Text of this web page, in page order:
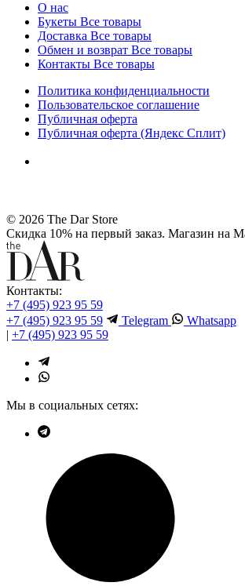
О нас
Букеты Все товары
Доставка Все товары
Обмен и возврат Все товары
Контакты Все товары
Политика конфиденциальности
Пользовательское соглашение
Публичная оферта
Публичная оферта (Яндекс Сплит)
© 2026 The Dar Store
Скидка 10% на первый заказ. Магазин на
Контакты:
+7 (495) 923 95 59
+7 (495) 923 95 59
Telegram
Whatsapp
| +7 (495) 923 95 59
Мы в социальных сетях: